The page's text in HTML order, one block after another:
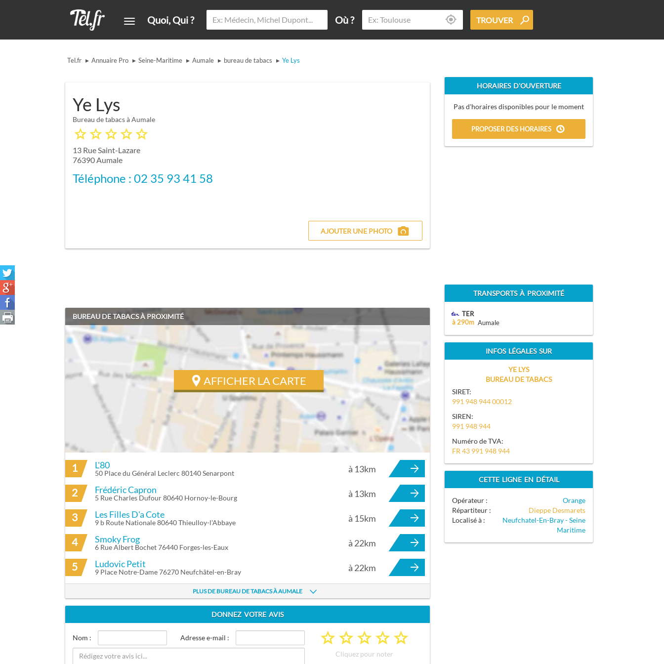
Quoi, Qui ? Où ? TROUVER
Tel.fr ▸ Annuaire Pro ▸ Seine-Maritime ▸ Aumale ▸ bureau de tabacs ▸ Ye Lys
AJOUTER UNE PHOTO
Ye Lys
Bureau de tabacs à Aumale
13 Rue Saint-Lazare
76390 Aumale
Téléphone : 02 35 93 41 58
BUREAU DE TABACS À PROXIMITÉ
AFFICHER LA CARTE
ITINÉRAIRE VERS YE LYS À AUMALE
1 L'80
50 Place du Général Leclerc 80140 Senarpont à 13km
2 Frédéric Capron
5 Rue Charles Dufour 80640 Hornoy-le-Bourg à 13km
3 Les Filles D'a Cote
9 b Route Nationale 80640 Thieulloy-l'Abbaye à 15km
4 Smoky Frog
6 Rue Albert Bochet 76440 Forges-les-Eaux à 22km
5 Ludovic Petit
9 Place Notre-Dame 76270 Neufchâtel-en-Bray à 22km
PLUS DE BUREAU DE TABACS À AUMALE
DONNEZ VOTRE AVIS
Nom : Adresse e-mail : a
a
a
a
a
Cliquez pour noter
HORAIRES D'OUVERTURE
Pas d'horaires disponibles pour le moment
PROPOSER DES HORAIRES
TRANSPORTS À PROXIMITÉ
TER
à 290m Aumale
INFOS LÉGALES SUR
YE LYS
BUREAU DE TABACS
SIRET:
991 948 944 00012
SIREN:
991 948 944
Numéro de TVA:
FR 43 991 948 944
CETTE LIGNE EN DÉTAIL
Opérateur :
Orange
Répartiteur :
Dieppe Desmarets
Localisé à :
Neufchatel-En-Bray - Seine
Maritime